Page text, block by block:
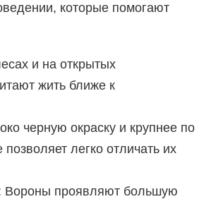
которые помогают
и на открытых
жить ближе к
черную окраску и крупнее по
легко отличать их
Вороны проявляют большую